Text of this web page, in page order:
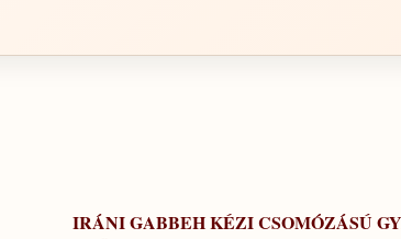
IRÁNI GABBEH KÉZI CSOMÓZÁSÚ